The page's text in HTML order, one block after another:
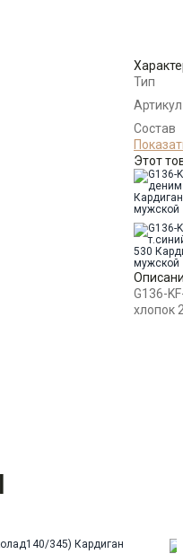
Тип
Артикул
Состав
сырья
Бренд
Модель
Цвет
Ворот
Силуэт
Этот
G136-
хлопок